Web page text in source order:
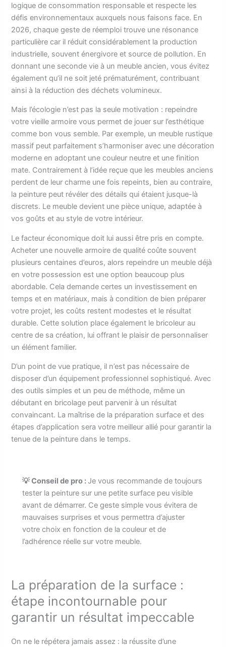
logique de consommation responsable et respecte les
défis environnementaux auxquels nous faisons face. En
2026, chaque geste de réemploi trouve une résonance
particulière car il réduit considérablement la production
industrielle, souvent énergivore et source de pollution. En
donnant une seconde vie à un meuble ancien, vous évitez
également qu’il ne soit jeté prématurément, contribuant
ainsi à la réduction des déchets volumineux.
Mais l’écologie n’est pas la seule motivation : repeindre
votre vieille armoire vous permet de jouer sur l’esthétique
comme bon vous semble. Par exemple, un meuble rustique
massif peut parfaitement s’harmoniser avec une décoration
moderne en adoptant une couleur neutre et une finition
mate. Contrairement à l’idée reçue que les meubles anciens
perdent de leur charme une fois repeints, bien au contraire,
la peinture peut révéler des détails qui étaient jusque-là
discrets. Le meuble devient une pièce unique, adaptée à
vos goûts et au style de votre intérieur.
Le facteur économique doit lui aussi être pris en compte.
Acheter une nouvelle armoire de qualité coûte souvent
plusieurs centaines d’euros, alors repeindre un meuble déjà
en votre possession est une option beaucoup plus
abordable. Cela demande certes un investissement en
temps et en matériaux, mais à condition de bien préparer
votre projet, les coûts restent modestes et le résultat
durable. Cette solution place également le bricoleur au
centre de sa création, lui offrant le plaisir de personnaliser
un élément familier.
D’un point de vue pratique, il n’est pas nécessaire de
disposer d’un équipement professionnel sophistiqué. Avec
des outils simples et un peu de méthode, même un
débutant en bricolage peut parvenir à un résultat
convaincant. La maîtrise de la préparation surface et des
étapes d’application sera votre meilleur allié pour garantir la
tenue de la peinture dans le temps.
💡 Conseil de pro : Je vous recommande de toujours
tester la peinture sur une petite surface peu visible
avant de démarrer. Ce geste simple vous évitera de
mauvaises surprises et vous permettra d’ajuster
votre choix en fonction de la couleur et de
l’adhérence réelle sur votre meuble.
La préparation de la surface :
étape incontournable pour
garantir un résultat impeccable
On ne le répétera jamais assez : la réussite d’une